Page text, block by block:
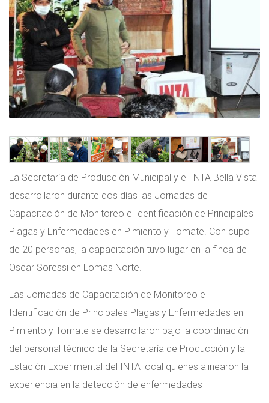
La Secretaría de Producción Municipal y el INTA Bella Vista
desarrollaron durante dos días las Jornadas de
Capacitación de Monitoreo e Identificación de Principales
Plagas y Enfermedades en Pimiento y Tomate. Con cupo
de 20 personas, la capacitación tuvo lugar en la finca de
Oscar Soressi en Lomas Norte.
Las Jornadas de Capacitación de Monitoreo e
Identificación de Principales Plagas y Enfermedades en
Pimiento y Tomate se desarrollaron bajo la coordinación
del personal técnico de la Secretaría de Producción y la
Estación Experimental del INTA local quienes alinearon la
experiencia en la detección de enfermedades